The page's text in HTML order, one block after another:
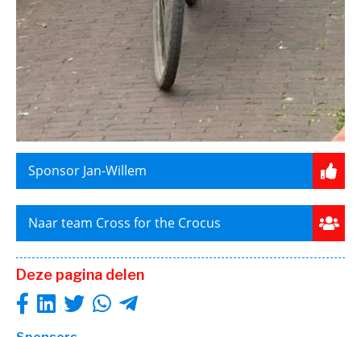
Sponsor Jan-Willem
Naar team Cross for the Crocus
Deze pagina delen